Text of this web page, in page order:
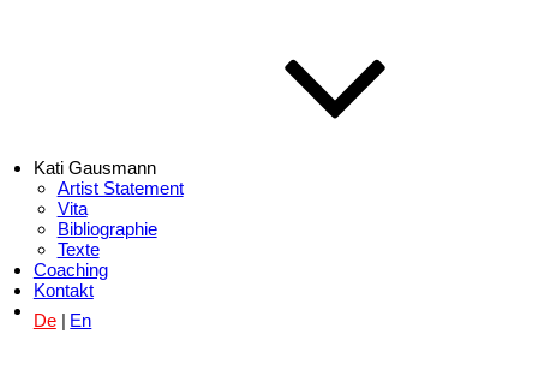
Kati Gausmann
Artist Statement
Vita
Bibliographie
Texte
Coaching
Kontakt
De
En